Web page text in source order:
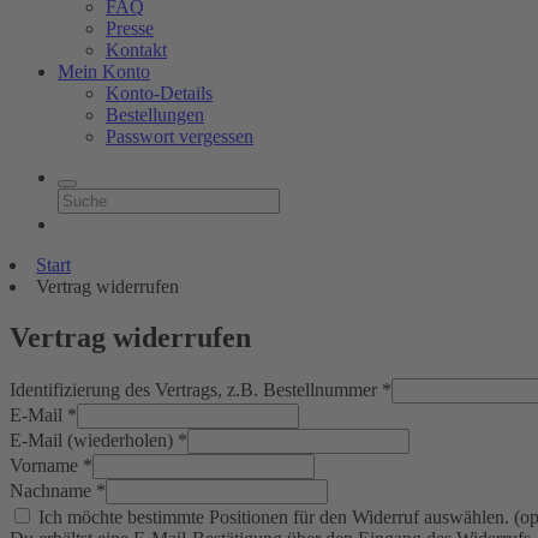
FAQ
Presse
Kontakt
Mein Konto
Konto-Details
Bestellungen
Passwort vergessen
Start
Vertrag widerrufen
Vertrag widerrufen
Identifizierung des Vertrags, z.B. Bestellnummer *
E-Mail *
E-Mail (wiederholen) *
Vorname *
Nachname *
Ich möchte bestimmte Positionen für den Widerruf auswählen.